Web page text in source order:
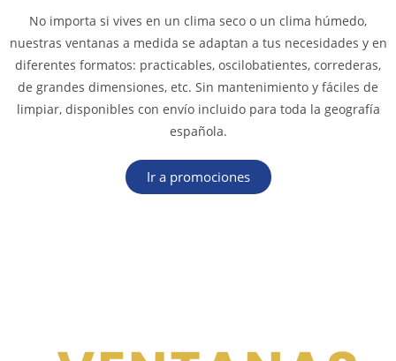
No importa si vives en un clima seco o un clima húmedo,
nuestras ventanas a medida se adaptan a tus necesidades y en
diferentes formatos: practicables, oscilobatientes, correderas,
de grandes dimensiones, etc. Sin mantenimiento y fáciles de
limpiar, disponibles con envío incluido para toda la geografía
española.
Ir a promociones